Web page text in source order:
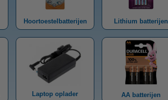
Hoortoestelbatterijen Lithium batterijen
Laptop oplader AA batterijen